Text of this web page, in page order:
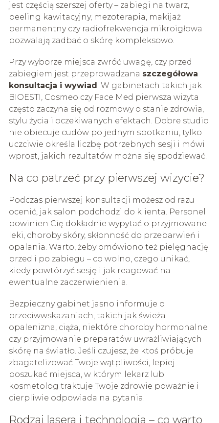
jest częścią szerszej oferty – zabiegi na twarz,
peeling kawitacyjny, mezoterapia, makijaż
permanentny czy radiofrekwencja mikroigłowa
pozwalają zadbać o skórę kompleksowo.
Przy wyborze miejsca zwróć uwagę, czy przed
zabiegiem jest przeprowadzana szczegółowa
konsultacja i wywiad . W gabinetach takich jak
BIOESTI, Cosmeo czy Face Med pierwsza wizyta
często zaczyna się od rozmowy o stanie zdrowia,
stylu życia i oczekiwanych efektach. Dobre studio
nie obiecuje cudów po jednym spotkaniu, tylko
uczciwie określa liczbę potrzebnych sesji i mówi
wprost, jakich rezultatów można się spodziewać.
Na co patrzeć przy pierwszej wizycie?
Podczas pierwszej konsultacji możesz od razu
ocenić, jak salon podchodzi do klienta. Personel
powinien Cię dokładnie wypytać o przyjmowane
leki, choroby skóry, skłonność do przebarwień i
opalania. Warto, żeby omówiono też pielęgnację
przed i po zabiegu – co wolno, czego unikać,
kiedy powtórzyć sesję i jak reagować na
ewentualne zaczerwienienia.
Bezpieczny gabinet jasno informuje o
przeciwwskazaniach, takich jak świeża
opalenizna, ciąża, niektóre choroby hormonalne
czy przyjmowanie preparatów uwrażliwiających
skórę na światło. Jeśli czujesz, że ktoś próbuje
zbagatelizować Twoje wątpliwości, lepiej
poszukać miejsca, w którym lekarz lub
kosmetolog traktuje Twoje zdrowie poważnie i
cierpliwie odpowiada na pytania.
Rodzaj lasera i technologia – co warto